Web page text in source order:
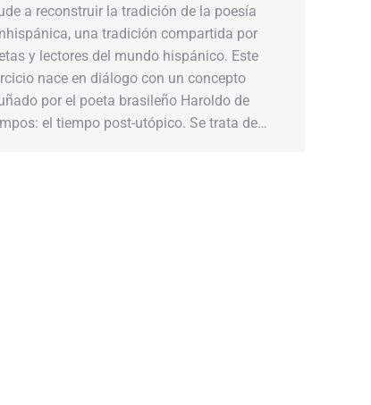
a reconstruir la tradición de la poesía
una tradición compartida por
y lectores del mundo hispánico. Este
nace en diálogo con un concepto
por el poeta brasileño Haroldo de
el tiempo post-utópico. Se trata de…